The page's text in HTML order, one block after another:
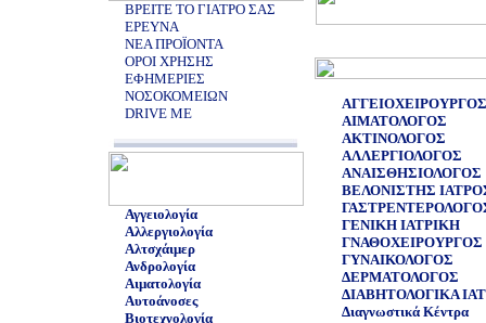
ΒΡΕΙΤΕ ΤΟ ΓΙΑΤΡΟ ΣΑΣ
ΕΡΕΥΝΑ
ΝΕΑ ΠΡΟΪΟΝΤΑ
ΟΡΟΙ ΧΡΗΣΗΣ
ΕΦΗΜΕΡΙΕΣ
ΝΟΣΟΚΟΜΕΙΩΝ
DRIVE ME
Αγγειολογία
Αλλεργιολογία
Αλτσχάιμερ
Ανδρολογία
Αιματολογία
Αυτοάνοσες
Βιοτεχνολογία
ΑΓΓΕΙΟΧΕΙΡΟΥΡΓΟΣ
ΑΙΜΑΤΟΛΟΓΟΣ
ΑΚΤΙΝΟΛΟΓΟΣ
ΑΛΛΕΡΓΙΟΛΟΓΟΣ
ΑΝΑΙΣΘΗΣΙΟΛΟΓΟΣ
ΒΕΛΟΝΙΣΤΗΣ
ΓΕΝΙΚΗ ΙΑΤΡΙΚΗ
ΓΝΑΘΟΧΕΙΡΟΥΡΓΟΣ
ΓΥΝΑΙΚΟΛΟΓΟΣ
ΔΕΡΜΑΤΟΛΟΓΟΣ
ΔΙΑΒΗΤΟΛΟΓΙΚΑ
Διαγνωστικά Κέντρα